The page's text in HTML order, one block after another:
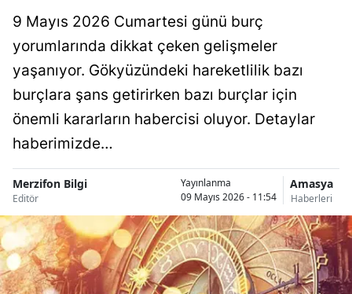
9 Mayıs 2026 Cumartesi günü burç
yorumlarında dikkat çeken gelişmeler
yaşanıyor. Gökyüzündeki hareketlilik bazı
burçlara şans getirirken bazı burçlar için
önemli kararların habercisi oluyor. Detaylar
haberimizde…
Merzifon Bilgi
Editör
Yayınlanma
09 Mayıs 2026 - 11:54
Amasya
Haberleri